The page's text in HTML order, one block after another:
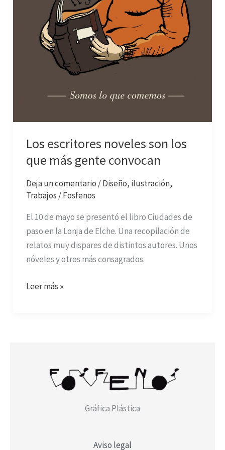
Los escritores noveles son los
que más gente convocan
Deja un comentario /Diseño, ilustración,
Trabajos /Fosfenos
El 10 de mayo se presentó el libro Ciudades de
paso en la Lonja de Elche. Una recopilación de
relatos muy dispares de distintos autores. Unos
nóveles y otros más consagrados.
Leer más »
Gráfica Plástica
Aviso legal